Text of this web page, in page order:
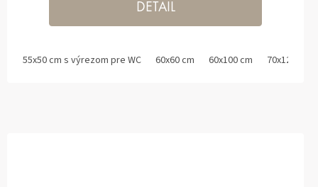
DETAIL
55x50 cm s výrezom pre WC 60x60 cm 60x100 cm 70x120 cm